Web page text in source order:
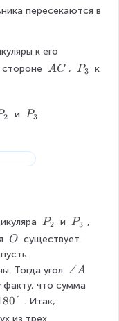
пересекаются в
к его
стороне \
AC , P
P3
к
2 и P
3
}
P3
P
_
}
P2 и P
_
3
}
P3 ,
\
\
O
O существует.
Тогда угол \
a
∠A
факту, что сумма
. Итак,
из трех